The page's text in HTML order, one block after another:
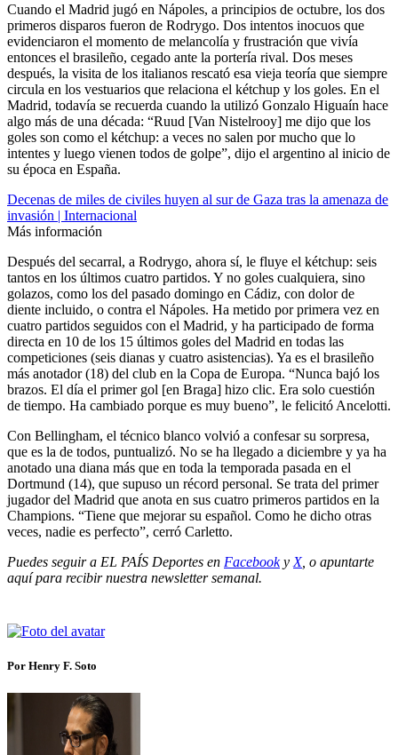
Cuando el Madrid jugó en Nápoles, a principios de octubre, los dos
primeros disparos fueron de Rodrygo. Dos intentos inocuos que
evidenciaron el momento de melancolía y frustración que vivía
entonces el brasileño, cegado ante la portería rival. Dos meses
después, la visita de los italianos rescató esa vieja teoría que siempre
circula en los vestuarios que relaciona el kétchup y los goles. En el
Madrid, todavía se recuerda cuando la utilizó Gonzalo Higuaín hace
algo más de una década: “Ruud [Van Nistelrooy] me dijo que los
goles son como el kétchup: a veces no salen por mucho que lo
intentes y luego vienen todos de golpe”, dijo el argentino al inicio de
su época en España.
Decenas de miles de civiles huyen al sur de Gaza tras la amenaza de
invasión | Internacional
Más información
Después del secarral, a Rodrygo, ahora sí, le fluye el kétchup: seis
tantos en los últimos cuatro partidos. Y no goles cualquiera, sino
golazos, como los del pasado domingo en Cádiz, con dolor de
diente incluido, o contra el Nápoles. Ha metido por primera vez en
cuatro partidos seguidos con el Madrid, y ha participado de forma
directa en 10 de los 15 últimos goles del Madrid en todas las
competiciones (seis dianas y cuatro asistencias). Ya es el brasileño
más anotador (18) del club en la Copa de Europa. “Nunca bajó los
brazos. El día el primer gol [en Braga] hizo clic. Era solo cuestión
de tiempo. Ha cambiado porque es muy bueno”, le felicitó Ancelotti.
Con Bellingham, el técnico blanco volvió a confesar su sorpresa,
que es la de todos, puntualizó. No se ha llegado a diciembre y ya ha
anotado una diana más que en toda la temporada pasada en el
Dortmund (14), que supuso un récord personal. Se trata del primer
jugador del Madrid que anota en sus cuatro primeros partidos en la
Champions. “Tiene que mejorar su español. Como he dicho otras
veces, nadie es perfecto”, cerró Carletto.
Puedes seguir a EL PAÍS Deportes en Facebooky X, o apuntarte
aquí para recibirnuestra newsletter semanal.
Por Henry F. Soto